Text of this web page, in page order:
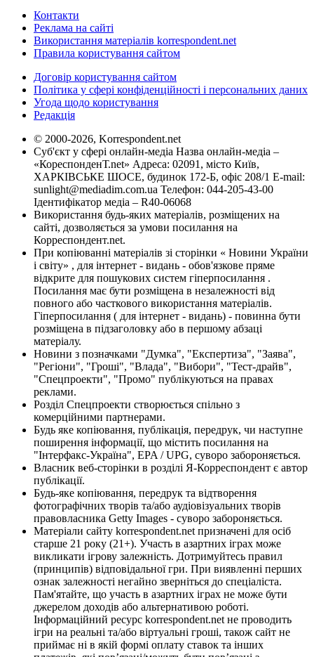
Контакти
Реклама на сайті
Використання матеріалів korrespondent.net
Правила користування сайтом
Договір користування сайтом
Політика у сфері конфіденційності і персональних даних
Угода щодо користування
Редакція
© 2000-2026, Korrespondent.net
Суб'єкт у сфері онлайн-медіа Назва онлайн-медіа –
«КореспонденТ.net» Адреса: 02091, місто Київ,
ХАРКІВСЬКЕ ШОСЕ, будинок 172-Б, офіс 208/1 E-mail:
sunlight@mediadim.com.ua Телефон: 044-205-43-00
Ідентифікатор медіа – R40-06068
Використання будь-яких матеріалів, розміщених на
сайті, дозволяється за умови посилання на
Корреспондент.net.
При копіюванні матеріалів зі сторінки « Новини України
і світу» , для інтернет - видань - обов'язкове пряме
відкрите для пошукових систем гіперпосилання .
Посилання має бути розміщена в незалежності від
повного або часткового використання матеріалів.
Гіперпосилання ( для інтернет - видань) - повинна бути
розміщена в підзаголовку або в першому абзаці
матеріалу.
Новини з позначками "Думка", "Експертиза", "Заява",
"Регіони", "Гроші", "Влада", "Вибори", "Тест-драйв",
"Спецпроекти", "Промо" публікуються на правах
реклами.
Розділ Спецпроекти створюється спільно з
комерційними партнерами.
Будь яке копіювання, публікація, передрук, чи наступне
поширення інформації, що містить посилання на
"Інтерфакс-Україна", EPA / UPG, суворо забороняється.
Власник веб-сторінки в розділі Я-Корреспондент є автор
публікації.
Будь-яке копіювання, передрук та відтворення
фотографічних творів та/або аудіовізуальних творів
правовласника Getty Images - суворо забороняється.
Матеріали сайту korrespondent.net призначені для осіб
старше 21 року (21+). Участь в азартних іграх може
викликати ігрову залежність. Дотримуйтесь правил
(принципів) відповідальної гри. При виявленні перших
ознак залежності негайно зверніться до спеціаліста.
Пам'ятайте, що участь в азартних іграх не може бути
джерелом доходів або альтернативою роботі.
Інформаційний ресурс korrespondent.net не проводить
ігри на реальні та/або віртуальні гроші, також сайт не
приймає ні в якій формі оплату ставок та інших